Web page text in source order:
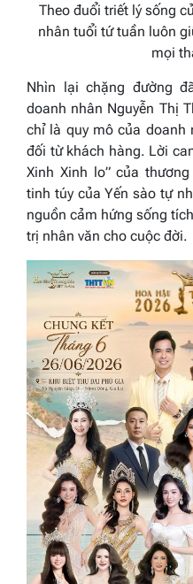
Theo đuổi triết lý sống
nhân tuổi tứ tuần luôn
mọi
Nhìn lại chặng đường
doanh nhân Nguyễn Thị
chỉ là quy mô của doanh
đối từ khách hàng. Lời
Xinh Xinh lo”của thương
tinh túy của Yến sào tự
nguồn cảm hứng sống
trị nhân văn cho cuộc đời.